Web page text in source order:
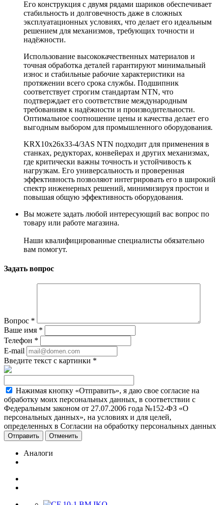
Его конструкция с двумя рядами шариков обеспечивает
стабильность и долговечность даже в сложных
эксплуатационных условиях, что делает его идеальным
решением для механизмов, требующих точности и
надёжности.
Использование высококачественных материалов и
точная обработка деталей гарантируют минимальный
износ и стабильные рабочие характеристики на
протяжении всего срока службы. Подшипник
соответствует строгим стандартам NTN, что
подтверждает его соответствие международным
требованиям к надёжности и производительности.
Оптимальное соотношение цены и качества делает его
выгодным выбором для промышленного оборудования.
KRX10x26x33-4/3AS NTN подходит для применения в
станках, редукторах, конвейерах и других механизмах,
где критически важны точность и устойчивость к
нагрузкам. Его универсальность и проверенная
эффективность позволяют интегрировать его в широкий
спектр инженерных решений, минимизируя простои и
повышая общую эффективность оборудования.
Вы можете задать любой интересующий вас вопрос по
товару или работе магазина.
Наши квалифицированные специалисты обязательно
вам помогут.
Задать вопрос
Вопрос *
Ваше имя *
Телефон *
E-mail
Введите текст с картинки *
Нажимая кнопку «Отправить», я даю свое согласие на
обработку моих персональных данных, в соответствии с
Федеральным законом от 27.07.2006 года №152-ФЗ «О
персональных данных», на условиях и для целей,
определенных в Согласии на обработку персональных данных
Отменить
Аналоги